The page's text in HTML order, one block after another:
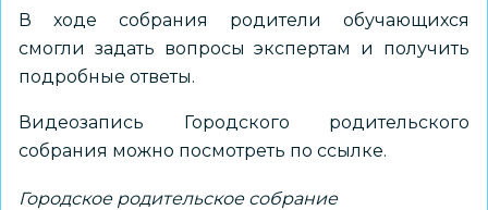
В ходе собрания родители обучающихся
смогли задать вопросы экспертам и получить
подробные ответы.
Видеозапись Городского родительского
собрания можно посмотреть по ссылке.
Городское родительское собрание